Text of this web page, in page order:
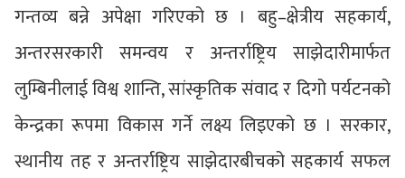
गन्तव्य बन्ने अपेक्षा गरिएको छ । बहु–क्षेत्रीय सहकार्य,
अन्तरसरकारी समन्वय र अन्तर्राष्ट्रिय साझेदारीमार्फत
लुम्बिनीलाई विश्व शान्ति, सांस्कृतिक संवाद र दिगो पर्यटनको
केन्द्रका रूपमा विकास गर्ने लक्ष्य लिइएको छ । सरकार,
स्थानीय तह र अन्तर्राष्ट्रिय साझेदारबीचको सहकार्य सफल